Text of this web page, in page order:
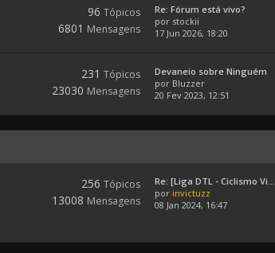
96 Tópicos
6801 Mensagens
Re: Fórum está vivo?
por stockii
17 Jun 2026, 18:20
231 Tópicos
23030 Mensagens
Devaneio sobre Ninguém
por Bluzzer
20 Fev 2023, 12:51
256 Tópicos
13008 Mensagens
Re: [Liga DTL - Ciclismo Vi...
por invictuzz
08 Jan 2024, 16:47